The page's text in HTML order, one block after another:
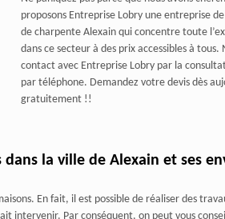
proposons Entreprise Lobry une entreprise
de charpente Alexain qui concentre toute
dans ce secteur à des prix accessibles à tous.
contact avec Entreprise Lobry par la
par téléphone. Demandez votre devis dès
gratuitement !!
la ville de Alexain et ses
En fait, il est possible de réaliser des
intervenir. Par conséquent, on peut vous